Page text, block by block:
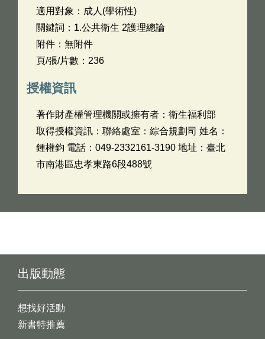
適用對象：成人(學術性)
關鍵詞：1.公共衛生 2護理總論
附件：無附件
頁/張/片數：236
授權資訊
著作財產權管理機關或擁有者：衛生福利部
取得授權資訊：聯絡處室：綜合規劃司 姓名：
鍾權鈞 電話：049-2332161-3190 地址：臺北
市南港區忠孝東路6段488號
出版動態
想找好活動
新書特推薦